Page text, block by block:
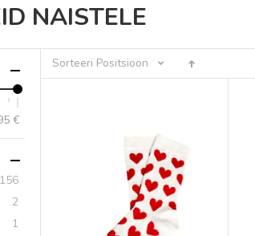
NAISTELE
Sorteeri Positsioon
€
156toodet
2toodet
1